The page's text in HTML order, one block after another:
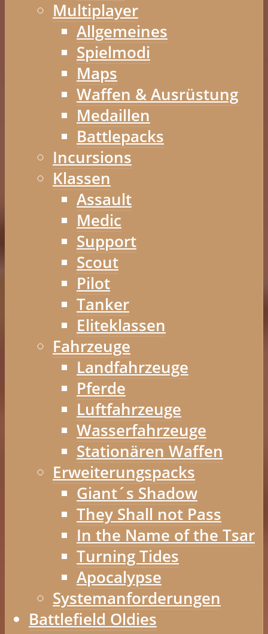
Multiplayer
Allgemeines
Spielmodi
Maps
Waffen & Ausrüstung
Medaillen
Battlepacks
Incursions
Klassen
Assault
Medic
Support
Scout
Pilot
Tanker
Eliteklassen
Fahrzeuge
Landfahrzeuge
Pferde
Luftfahrzeuge
Wasserfahrzeuge
Stationären Waffen
Erweiterungspacks
Giant´s Shadow
They Shall not Pass
In the Name of the Tsar
Turning Tides
Apocalypse
Systemanforderungen
Battlefield Oldies